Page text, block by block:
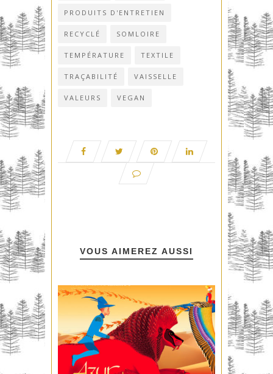
PRODUITS D'ENTRETIEN
RECYCLÉ SOMLOIRE
TEMPÉRATURE TEXTILE
TRAÇABILITÉ VAISSELLE
VALEURS VEGAN
VOUS AIMEREZ AUSSI